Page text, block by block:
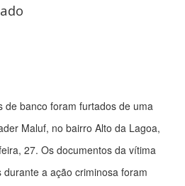
de banco foram furtados de uma
Maluf, no bairro Alto da Lagoa,
27. Os documentos da vítima
a ação criminosa foram